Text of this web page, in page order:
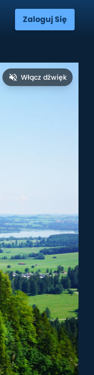
Zaloguj Się
Włącz dźwięk